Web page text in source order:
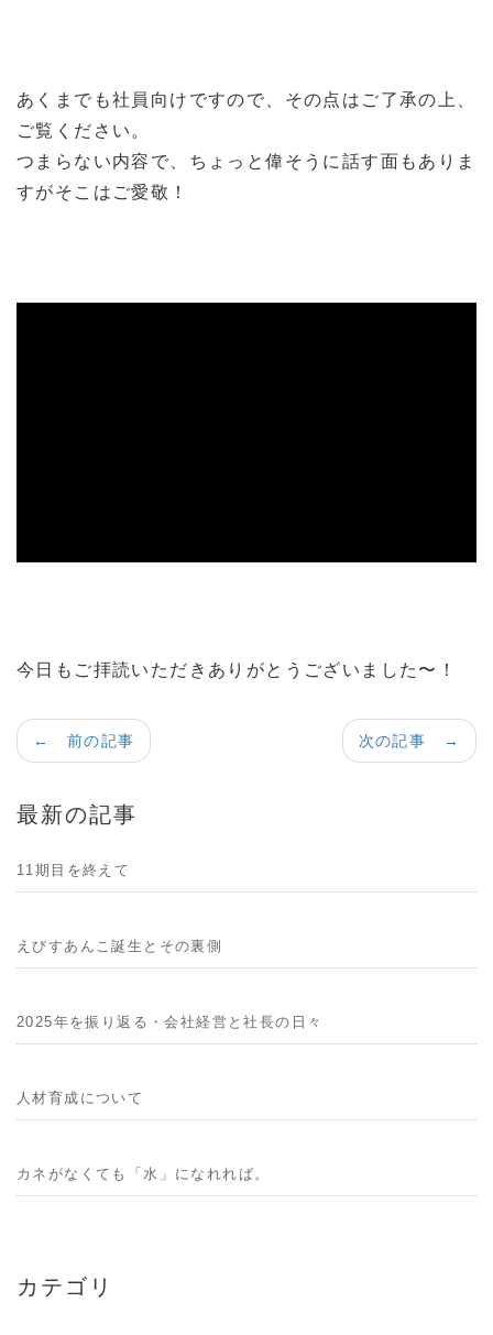
あくまでも社員向けですので、その点はご了承の上、
ご覧ください。
つまらない内容で、ちょっと偉そうに話す面もありま
すがそこはご愛敬！
今日もご拝読いただきありがとうございました〜！
次の記事 →
← 前の記事
最新の記事
11期目を終えて
えびすあんこ誕生とその裏側
2025年を振り返る・会社経営と社長の日々
人材育成について
カネがなくても「水」になれれば。
カテゴリ